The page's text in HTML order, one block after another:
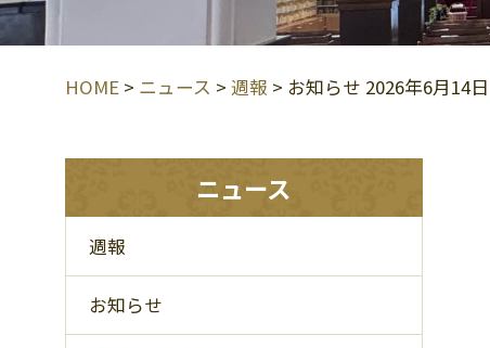
HOME> ニュース > 週報 > お知らせ 2026年6月14
ニュース
週報
お知らせ